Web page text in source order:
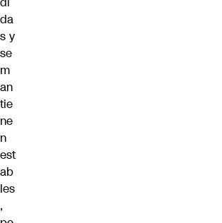
da
s y
se
m
an
tie
ne
n
est
ab
les
,